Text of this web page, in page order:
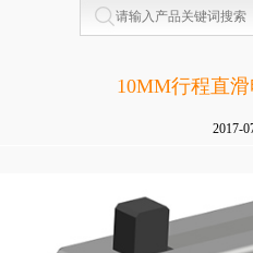
10MM行程直
2017-